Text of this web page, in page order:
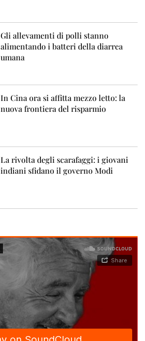
Gli allevamenti di polli stanno
alimentando i batteri della diarrea
umana
In Cina ora si affitta mezzo letto: la
nuova frontiera del risparmio
La rivolta degli scarafaggi: i giovani
indiani sfidano il governo Modi